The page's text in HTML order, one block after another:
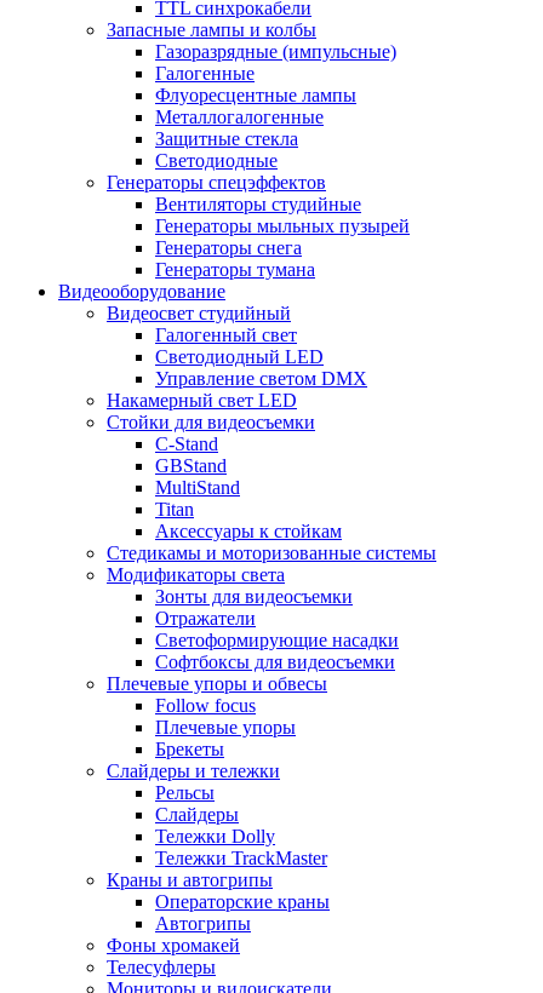
TTL синхрокабели
Запасные лампы и колбы
Газоразрядные (импульсные)
Галогенные
Флуоресцентные лампы
Металлогалогенные
Защитные стекла
Светодиодные
Генераторы спецэффектов
Вентиляторы студийные
Генераторы мыльных пузырей
Генераторы снега
Генераторы тумана
Видеооборудование
Видеосвет студийный
Галогенный свет
Светодиодный LED
Управление светом DMX
Накамерный свет LED
Стойки для видеосъемки
C-Stand
GBStand
MultiStand
Titan
Аксессуары к стойкам
Стедикамы и моторизованные системы
Модификаторы света
Зонты для видеосъемки
Отражатели
Светоформирующие насадки
Софтбоксы для видеосъемки
Плечевые упоры и обвесы
Follow focus
Плечевые упоры
Брекеты
Слайдеры и тележки
Рельсы
Слайдеры
Тележки Dolly
Тележки TrackMaster
Краны и автогрипы
Операторские краны
Автогрипы
Фоны хромакей
Телесуфлеры
Мониторы и видоискатели